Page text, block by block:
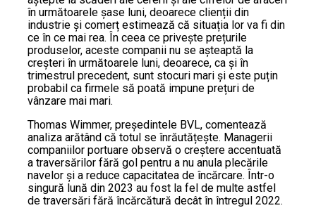
în următoarele șase luni, deoarece clienții din
industrie și comerț estimează că situația lor va fi din
ce în ce mai rea. În ceea ce privește prețurile
produselor, aceste companii nu se așteaptă la
creșteri în următoarele luni, deoarece, ca și în
trimestrul precedent, sunt stocuri mari și este puțin
probabil ca firmele să poată impune prețuri de
vânzare mai mari.
Thomas Wimmer, președintele BVL, comentează
analiza arătând că totul se înrăutățește. Managerii
companiilor portuare observă o creștere accentuată
a traversărilor fără gol pentru a nu anula plecările
navelor și a reduce capacitatea de încărcare. Într-o
singură lună din 2023 au fost la fel de multe astfel
de traversări fără încărcătură decât în întregul 2022.